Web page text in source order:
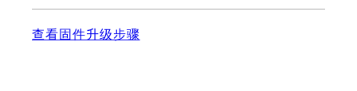
查看固件升级步骤